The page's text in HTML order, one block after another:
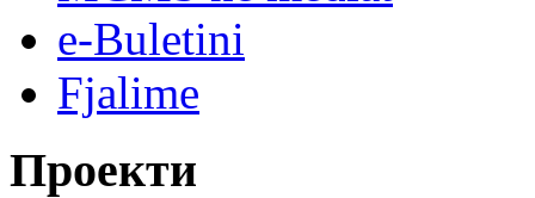
e-Buletini
Fjalime
Проекти